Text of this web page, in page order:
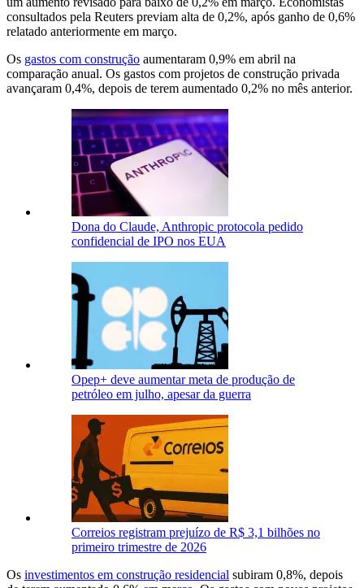
consultados ⁠pela Reuters previam alta de 0,2%, ⁠após ganho de 0,6%
relatado anteriormente em ​março.
Os ‌ gastos com construção aumentaram 0,9% em abril na
comparação ⁠anual. Os gastos com projetos de construção privada
avançaram 0,4%, depois de terem aumentado 0,2% no mês anterior.
Dona do Claude, Anthropic protocola pedido
confidencial de IPO nos EUA
Opep+ deve aumentar meta de produção de
petróleo em julho, apesar da guerra
Correios registram prejuízo de R$ 3,1 bilhões no
primeiro trimestre de 2026
Os investimentos em construção ‌residencial ⁠subiram 0,8%, depois